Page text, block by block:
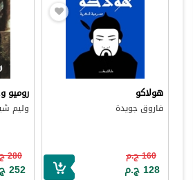
هولاكو
فاروق جويدة
160 ج.م
128 ج.م
روميو
وليم
280 ج.م
252 ج.م